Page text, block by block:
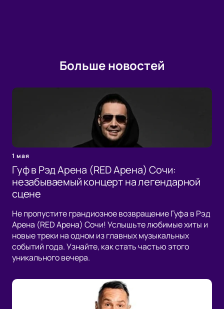
Больше новостей
1 мая
Гуф в Рэд Арена (RED Арена) Сочи:
незабываемый концерт на легендарной
сцене
Не пропустите грандиозное возвращение Гуфа в Рэд
Арена (RED Арена) Сочи! Услышьте любимые хиты и
новые треки на одном из главных музыкальных
событий года. Узнайте, как стать частью этого
уникального вечера.